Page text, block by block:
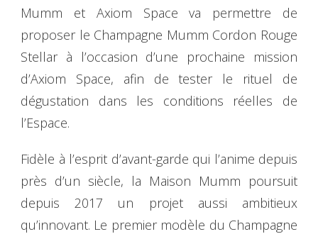
Mumm et Axiom Space va permettre de
proposer le Champagne Mumm Cordon Rouge
Stellar à l’occasion d’une prochaine mission
d’Axiom Space, afin de tester le rituel de
dégustation dans les conditions réelles de
l’Espace.
Fidèle à l’esprit d’avant-garde qui l’anime depuis
près d’un siècle, la Maison Mumm poursuit
depuis 2017 un projet aussi ambitieux
qu’innovant. Le premier modèle du Champagne